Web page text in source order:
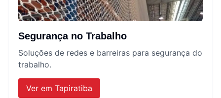
Segurança no Trabalho
Soluções de redes e barreiras para segurança do
trabalho.
Ver em Tapiratiba